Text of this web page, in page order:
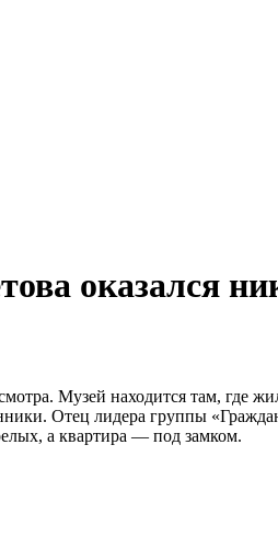
оказался
Музей находится там, где
Отец лидера группы
а квартира — под замком.